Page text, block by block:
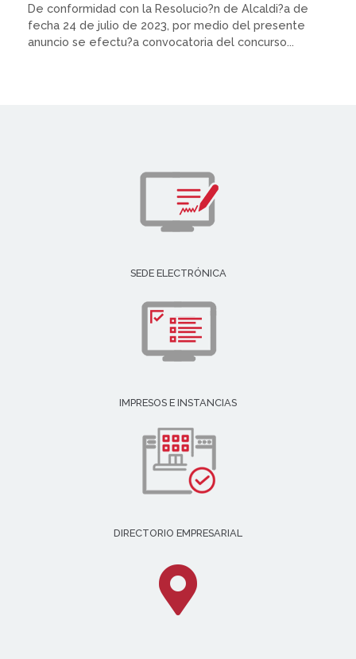
De conformidad con la Resolucio?n de Alcaldi?a de
fecha 24 de julio de 2023, por medio del presente
anuncio se efectu?a convocatoria del concurso...
SEDE ELECTRÓNICA
IMPRESOS E INSTANCIAS
DIRECTORIO EMPRESARIAL